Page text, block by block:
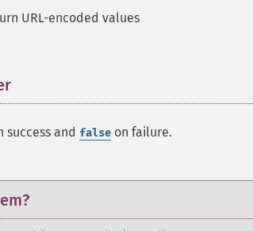
URL-encoded values
success and false on failure.